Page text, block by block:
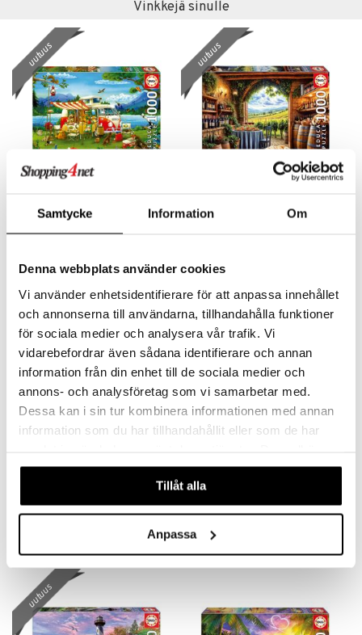
Samtycke Information Om
Denna webbplats använder cookies
Vi använder enhetsidentifierare för att anpassa innehållet
och annonserna till användarna, tillhandahålla funktioner
för sociala medier och analysera vår trafik. Vi
vidarebefordrar även sådana identifierare och annan
information från din enhet till de sociala medier och
annons- och analysföretag som vi samarbetar med.
Dessa kan i sin tur kombinera informationen med annan
information som du har tillhandahållit eller som de har
våra cookies vid fortsatt användande av vår webbplats.
Tillåt alla
Anpassa
Vinkkejä sinulle
Educa Palapeli 1000 Palaa Camping Holiday
uutuus uutuus
uutuus
9,90
uutuus